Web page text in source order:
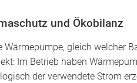
und Ökobilanz
Wärmepumpe, gleich welcher
Im Betrieb haben
der verwendete Strom